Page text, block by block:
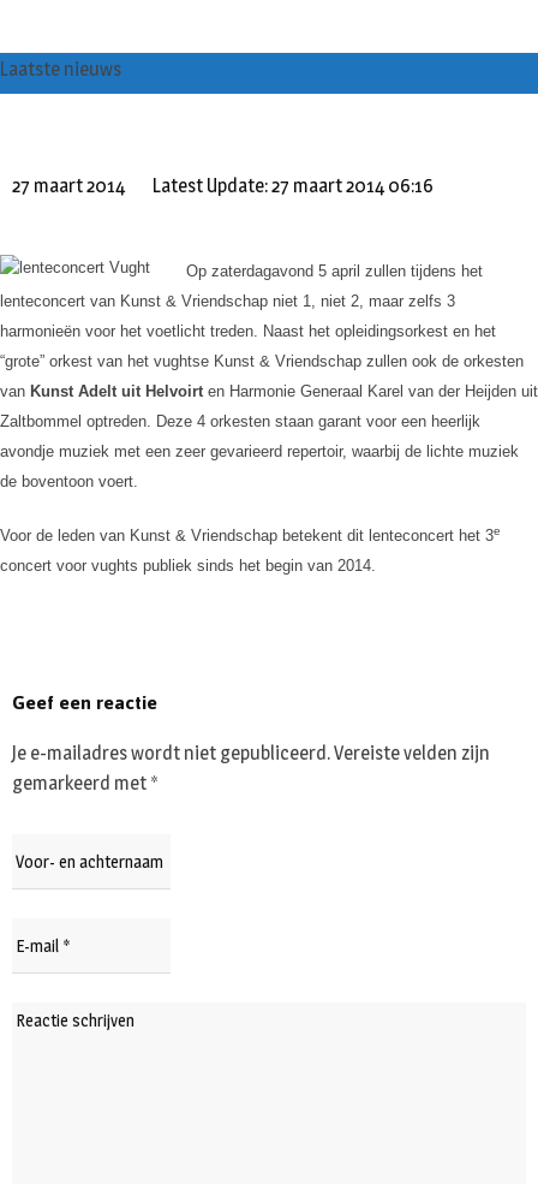
content
Laatste nieuws
27 maart 2014 Latest Update: 27 maart 2014 06:16
Op zaterdagavond 5 april zullen tijdens het
lenteconcert van Kunst & Vriendschap niet 1, niet 2, maar zelfs 3
harmonieën voor het voetlicht treden. Naast het opleidingsorkest en het
“grote” orkest van het vughtse Kunst & Vriendschap zullen ook de orkesten
van Kunst Adelt uit Helvoirten Harmonie Generaal Karel van der Heijden uit
Zaltbommel optreden. Deze 4 orkesten staan garant voor een heerlijk
avondje muziek met een zeer gevarieerd repertoir, waarbij de lichte muziek
de boventoon voert.
Voor de leden van Kunst & Vriendschap betekent dit lenteconcert het 3e
concert voor vughts publiek sinds het begin van 2014.
Geef een reactie
Je e-mailadres wordt niet gepubliceerd.Vereiste velden zijn
gemarkeerd met *